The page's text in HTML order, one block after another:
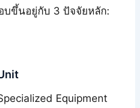
บขึ้นอยู่กับ 3 ปัจจัยหลัก:
Equipment